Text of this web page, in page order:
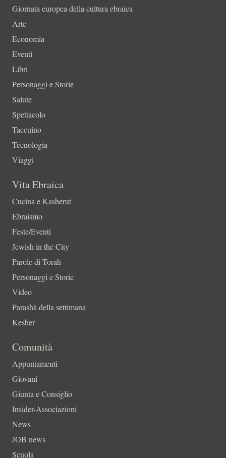
Giornata europea della cultura ebraica
Arte
Economia
Eventi
Libri
Personaggi e Storie
Salute
Spettacolo
Taccuino
Tecnologia
Viaggi
Vita Ebraica
Cucina e Kasherut
Ebraismo
Feste/Eventi
Jewish in the City
Parole di Torah
Personaggi e Storie
Video
Parashà della settimana
Kesher
Comunità
Appuntamenti
Giovani
Giunta e Consiglio
Insider-Associazioni
News
JOB news
Scuola